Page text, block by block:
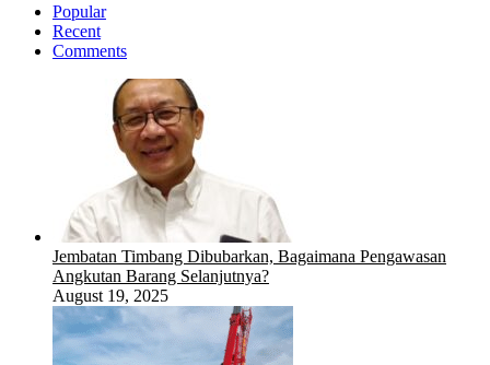
Popular
Recent
Comments
Jembatan Timbang Dibubarkan, Bagaimana Pengawasan
Angkutan Barang Selanjutnya?
August 19, 2025